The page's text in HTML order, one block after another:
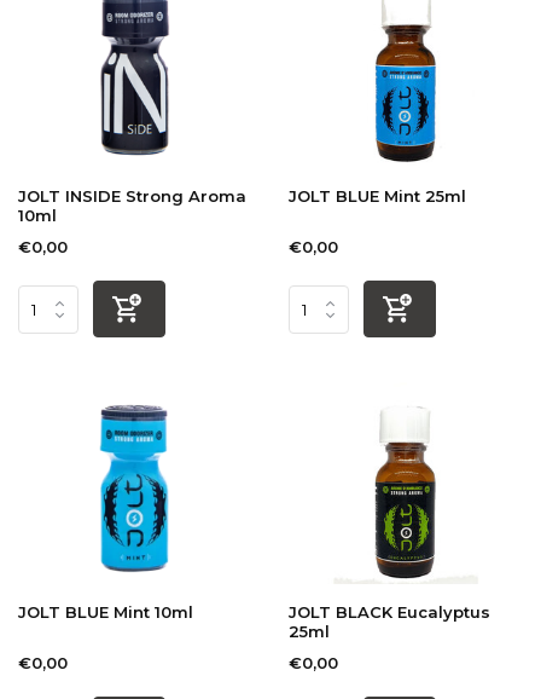
JOLT INSIDE Strong Aroma
10ml
€0,00
JOLT BLUE Mint 25ml
€0,00
JOLT BLUE Mint 10ml
€0,00
JOLT BLACK Eucalyptus
25ml
€0,00